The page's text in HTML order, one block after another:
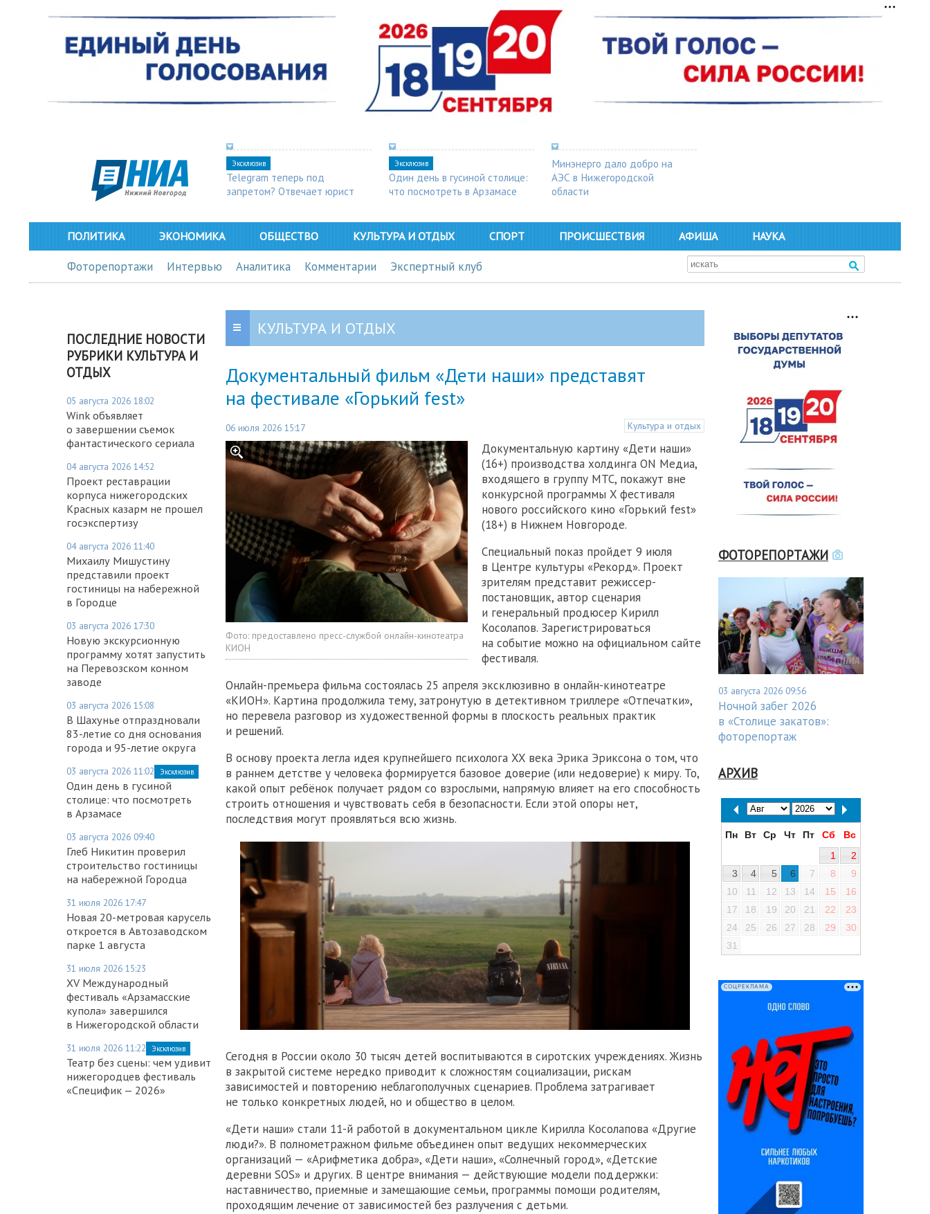
Эксклюзив
Telegram теперь под
запретом? Отвечает юрист
Эксклюзив
Один день в гусиной столице:
что посмотреть в Арзамасе
Минэнерго дало добро на
АЭС в Нижегородской
области
ПОЛИТИКА ЭКОНОМИКА ОБЩЕСТВО КУЛЬТУРА И ОТДЫХ СПОРТ ПРОИСШЕСТВИЯ АФИША НАУКА
Фоторепортажи Интервью Аналитика Комментарии Экспертный клуб
ПОСЛЕДНИЕ НОВОСТИ
РУБРИКИ КУЛЬТУРА И
ОТДЫХ
05 августа 2026 18:02
Wink объявляет
о завершении съемок
фантастического сериала
04 августа 2026 14:52
Проект реставрации
корпуса нижегородских
Красных казарм не прошел
госэкспертизу
04 августа 2026 11:40
Михаилу Мишустину
представили проект
гостиницы на набережной
в Городце
03 августа 2026 17:30
Новую экскурсионную
программу хотят запустить
на Перевозском конном
заводе
03 августа 2026 15:08
В Шахунье отпраздновали
83-летие со дня основания
города и 95-летие округа
03 августа 2026 11:02 Эксклюзив
Один день в гусиной
столице: что посмотреть
в Арзамасе
03 августа 2026 09:40
Глеб Никитин проверил
строительство гостиницы
на набережной Городца
31 июля 2026 17:47
Новая 20-метровая карусель
откроется в Автозаводском
парке 1 августа
31 июля 2026 15:23
XV Международный
фестиваль «Арзамасские
купола» завершился
в Нижегородской области
31 июля 2026 11:22 Эксклюзив
Театр без сцены: чем удивит
нижегородцев фестиваль
«Специфик — 2026»
КУЛЬТУРА И ОТДЫХ
Документальный фильм «Дети наши» представят
на фестивале «Горький fest»
06 июля 2026 15:17 Культура и отдых
Фото: предоставлено пресс-службой онлайн-кинотеатра
КИОН
Документальную картину «Дети наши»
(16+) производства холдинга ON Медиа,
входящего в группу МТС, покажут вне
конкурсной программы X фестиваля
нового российского кино «Горький fest»
(18+) в Нижнем Новгороде.
Специальный показ пройдет 9 июля
в Центре культуры «Рекорд». Проект
зрителям представит режиссер-
постановщик, автор сценария
и генеральный продюсер Кирилл
Косолапов. Зарегистрироваться
на событие можно на официальном сайте
фестиваля.
Онлайн-премьера фильма состоялась 25 апреля эксклюзивно в онлайн-кинотеатре
«КИОН». Картина продолжила тему, затронутую в детективном триллере «Отпечатки»,
но перевела разговор из художественной формы в плоскость реальных практик
и решений.
В основу проекта легла идея крупнейшего психолога XX века Эрика Эриксона о том, что
в раннем детстве у человека формируется базовое доверие (или недоверие) к миру. То,
какой опыт ребёнок получает рядом со взрослыми, напрямую влияет на его способность
строить отношения и чувствовать себя в безопасности. Если этой опоры нет,
последствия могут проявляться всю жизнь.
Сегодня в России около 30 тысяч детей воспитываются в сиротских учреждениях. Жизнь
в закрытой системе нередко приводит к сложностям социализации, рискам
зависимостей и повторению неблагополучных сценариев. Проблема затрагивает
не только конкретных людей, но и общество в целом.
«Дети наши» стали 11-й работой в документальном цикле Кирилла Косолапова «Другие
люди?». В полнометражном фильме объединен опыт ведущих некоммерческих
организаций — «Арифметика добра», «Дети наши», «Солнечный город», «Детские
деревни SOS» и других. В центре внимания — действующие модели поддержки:
наставничество, приемные и замещающие семьи, программы помощи родителям,
проходящим лечение от зависимостей без разлучения с детьми.
ФОТОРЕПОРТАЖИ
03 августа 2026 09:56
Ночной забег 2026
в «Столице закатов»:
фоторепортаж
АРХИВ
Пн Вт Ср Чт Пт Сб
Вс
1
2
3
4 5 6 7 8
9
10
11 12 13 14 15
16
17
18 19 20 21 22
23
24
25 26 27 28 29
30
31
СОЦРЕКЛАМА